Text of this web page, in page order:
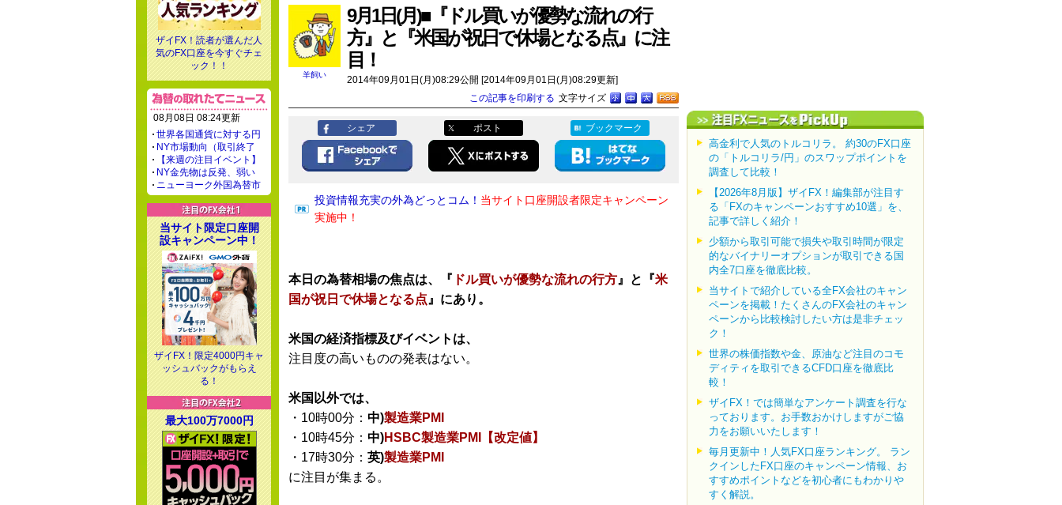
羊飼い
9月1日(月)■『ドル買いが優勢な流れの行
方』と『米国が祝日で休場となる点』に注
目！
2014年09月01日(月)08:29公開 [2014年09月01日(月)08:29更新]
文字サイズ
この記事を印刷する
シェア ポスト ブックマーク
投資情報充実の外為どっとコム！ 当サイト口座開設者限定キャンペーン
実施中！
本日の為替相場の焦点は、『 ドル買いが優勢な流れの行方 』と『米
国が祝日で休場となる点 』にあり。
米国の経済指標及びイベントは、
注目度の高いものの発表はない。
米国以外では、
・10時00分： 中)製造業PMI
・10時45分： 中)HSBC製造業PMI【改定値】
・17時30分： 英)製造業PMI
に注目が集まる。
高金利で人気のトルコリラ。 約30のFX口座
の「トルコリラ/円」のスワップポイントを
調査して比較！
【2026年8月版】ザイFX！編集部が注目す
る「FXのキャンペーンおすすめ10選」を、
記事で詳しく紹介！
少額から取引可能で損失や取引時間が限定
的なバイナリーオプションが取引できる国
内全7口座を徹底比較。
当サイトで紹介している全FX会社のキャン
ペーンを掲載！たくさんのFX会社のキャン
ペーンから比較検討したい方は是非チェッ
ク！
世界の株価指数や金、原油など注目のコモ
ディティを取引できるCFD口座を徹底比
較！
ザイFX！では簡単なアンケート調査を行な
っております。お手数おかけしますがご協
力をお願いいたします！
毎月更新中！人気FX口座ランキング。 ラン
クインしたFX口座のキャンペーン情報、お
すすめポイントなどを初心者にもわかりや
すく解説。
ザイFX！読者が選んだ人
気のFX口座を今すぐチェ
ック！！
08月08日 08:24更新
世界各国通貨に対する円
NY市場動向（取引終了
【来週の注目イベント】
NY金先物は反発、弱い
ニューヨーク外国為替市
当サイト限定口座開
設キャンペーン中！
ザイFX！限定4000円キャ
ッシュバックがもらえ
る！
最大100万7000円